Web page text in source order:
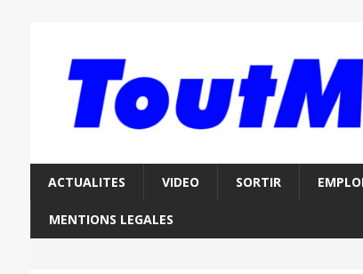
ACTUALITES VIDEO SORTIR
MENTIONS LEGALES